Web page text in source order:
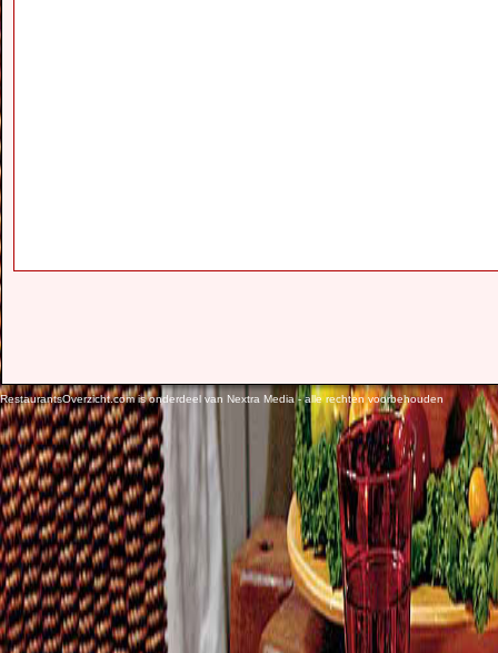
RestaurantsOverzicht.com is onderdeel van Nextra Media - alle rechten voorbehouden